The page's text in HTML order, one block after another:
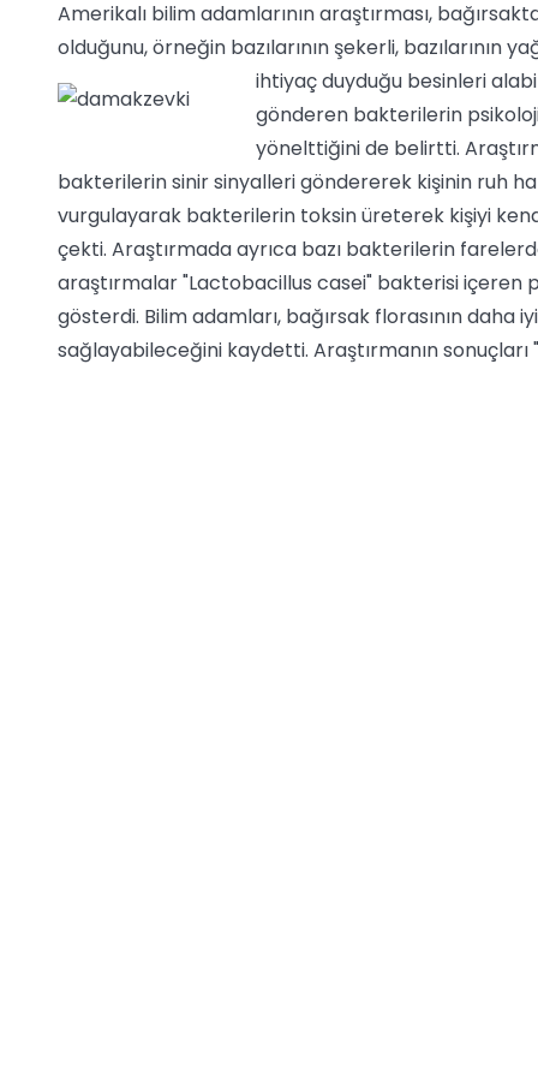
Amerikalı bilim adamlarının araştırması,
olduğunu, örneğin bazılarının şekerli, bazılarının
ihtiyaç duyduğu besinleri
gönderen bakterilerin
yönelttiğini de belirtti.
bakterilerin sinir sinyalleri göndererek kişinin ruh
vurgulayarak bakterilerin toksin üreterek kişiyi
çekti. Araştırmada ayrıca bazı bakterilerin
araştırmalar "Lactobacillus casei" bakterisi
gösterdi. Bilim adamları, bağırsak florasının daha
sağlayabileceğini kaydetti. Araştırmanın sonuçları